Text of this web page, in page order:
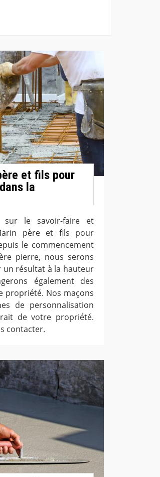
et fils pour
la
sur le savoir-faire et
père et fils pour
le commencement
pierre, nous serons
résultat à la hauteur
également des
propriété. Nos maçons
de personnalisation
de votre propriété.
contacter.